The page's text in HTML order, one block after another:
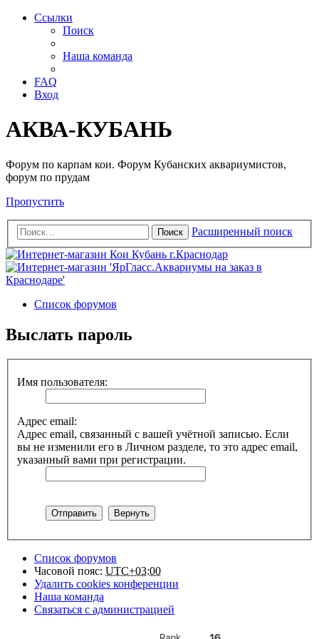
Ссылки
Поиск
Наша команда
FAQ
Вход
АКВА-КУБАНЬ
Форум по карпам кои. Форум Кубанских аквариумистов,
форум по прудам
Пропустить
Поиск Расширенный поиск
Список форумов
Выслать пароль
Имя пользователя:
Адрес email:
Адрес email, связанный с вашей учётной записью. Если
вы не изменили его в Личном разделе, то это адрес email,
указанный вами при регистрации.
Список форумов
Часовой пояс: UTC+03:00
Удалить cookies конференции
Наша команда
Связаться с администрацией